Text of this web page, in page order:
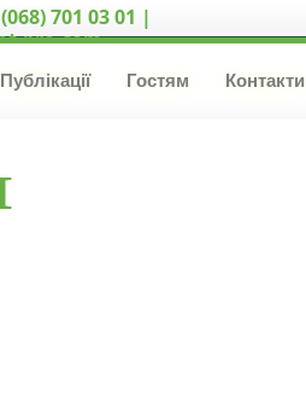
701 03 01 |
pro.com
Публікації Гостям Контакти